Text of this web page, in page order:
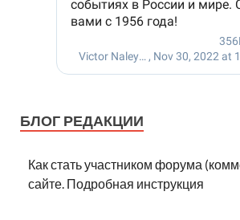
БЛОГ РЕДАКЦИИ
Как стать участником форума
сайте. Подробная инструкция